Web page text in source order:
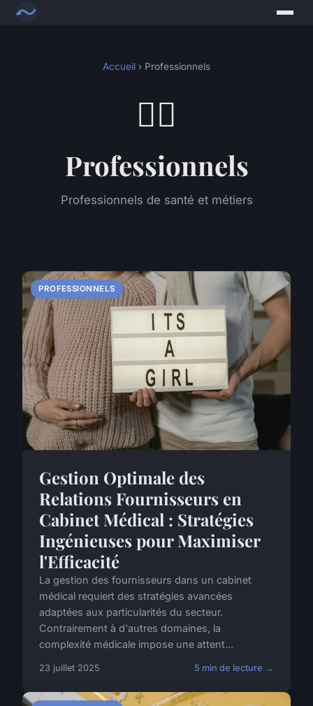
Accueil › Professionnels
👨‍⚕️
Professionnels
Professionnels de santé et métiers
PROFESSIONNELS
Gestion Optimale des
Relations Fournisseurs en
Cabinet Médical : Stratégies
Ingénieuses pour Maximiser
l'Efficacité
La gestion des fournisseurs dans un cabinet
médical requiert des stratégies avancées
adaptées aux particularités du secteur.
Contrairement à d'autres domaines, la
complexité médicale impose une attent...
23 juillet 2025 5 min de lecture →